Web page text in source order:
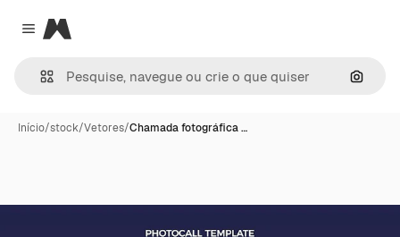
Close menu
Magnific
Início/stock/Vetores/Chamada fotográfica …